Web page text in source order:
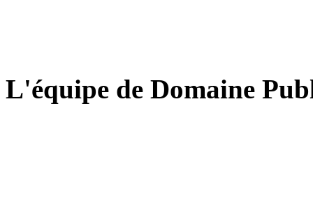
L'équipe de Domaine